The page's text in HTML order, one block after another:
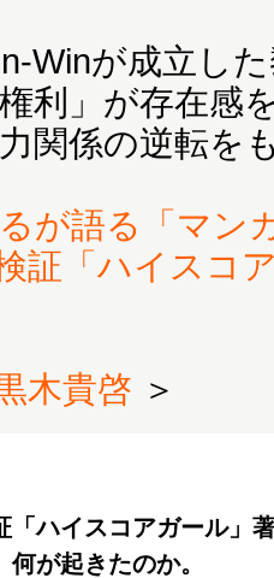
Winが成立し
利」が存在感
関係の逆転を
が語る「マン
「ハイスコ
木貴啓 ＞
「ハイスコアガール」
何が起きたのか。